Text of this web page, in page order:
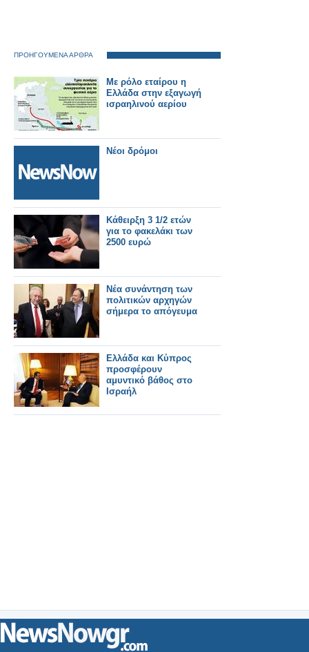
ΠΡΟΗΓΟΥΜΕΝΑ ΑΡΘΡΑ
Με ρόλο εταίρου η
Ελλάδα στην εξαγωγή
ισραηλινού αερίου
Νέοι δρόμοι
Κάθειρξη 3 1/2 ετών
για το φακελάκι των
2500 ευρώ
Νέα συνάντηση των
πολιτικών αρχηγών
σήμερα το απόγευμα
Ελλάδα και Κύπρος
προσφέρουν
αμυντικό βάθος στο
Ισραήλ